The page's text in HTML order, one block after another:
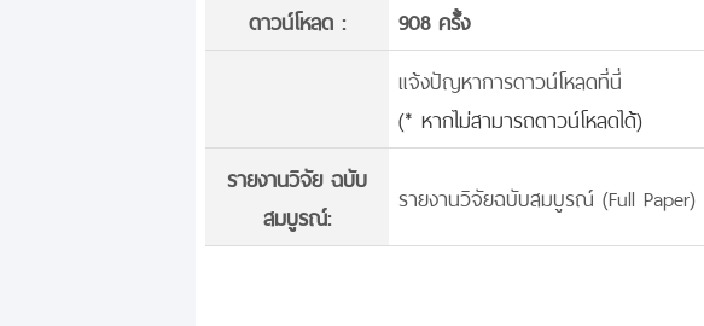
ดาวน์โหลด :
908 ครั้้ง
แจ้งปัญหาการดาวน์โหลดที่นี่
(* หากไม่สามารถดาวน์โหลดได้)
รายงานวิจัย ฉบับ
สมบูรณ์:
รายงานวิจัยฉบับสมบูรณ์ (Full Paper)